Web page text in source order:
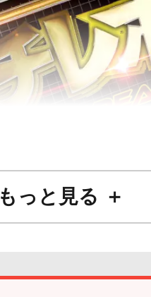
もっと見る ＋